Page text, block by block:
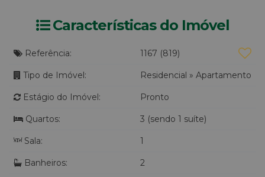
Características do Imóvel
Referência: 1167 (819)
Tipo de Imóvel: Residencial » Apartamento
Estágio do Imóvel: Pronto
Quartos: 3 (sendo 1 suíte)
Sala: 1
Banheiros: 2